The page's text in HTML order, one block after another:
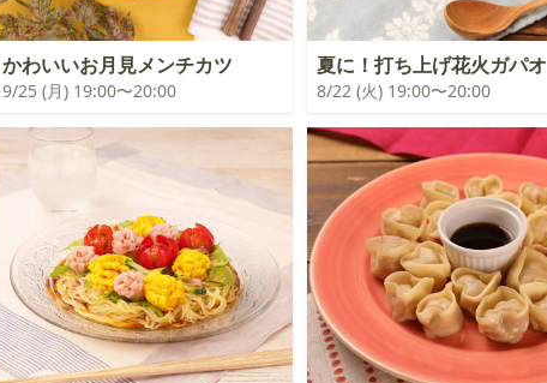
かわいいお月見メンチカツ
9/25 (月) 19:00〜20:00
夏に！打ち上げ花火ガパオ
8/22 (火) 19:00〜20:00